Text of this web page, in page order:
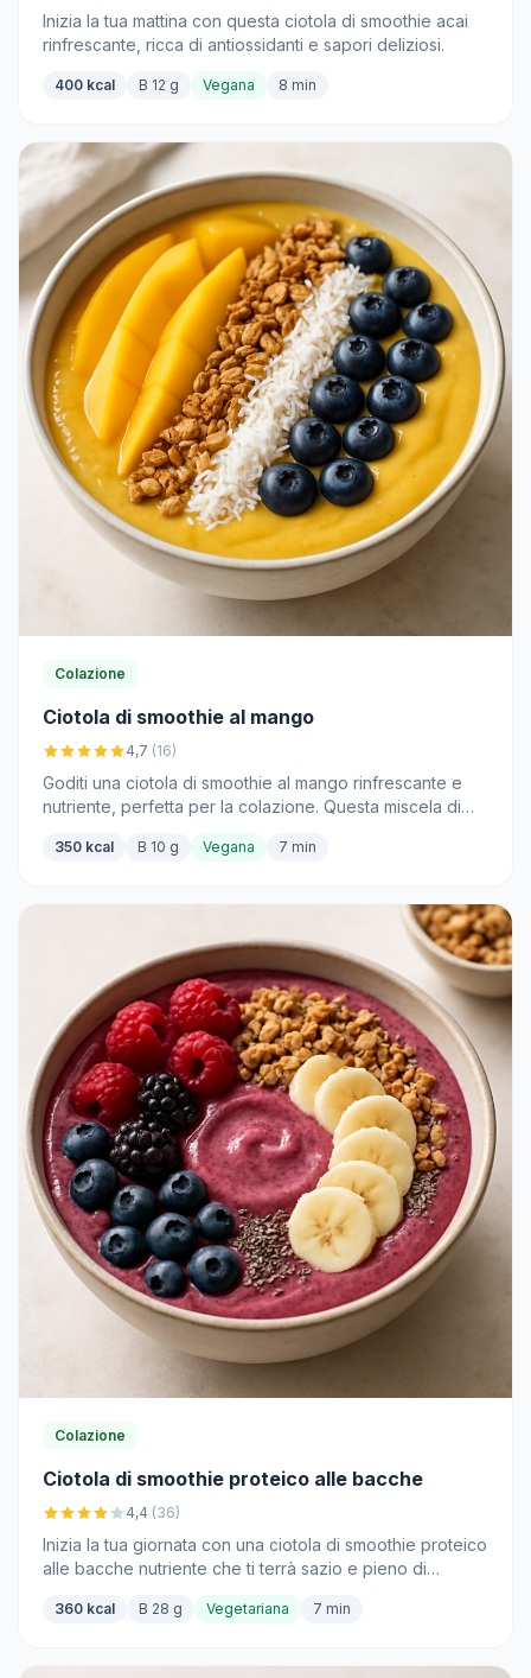
Inizia la tua mattina con questa ciotola di smoothie acai
rinfrescante, ricca di antiossidanti e sapori deliziosi.
400 kcal B 12 g Vegana 8 min
Colazione
Ciotola di smoothie al mango
4,7 (16)
Goditi una ciotola di smoothie al mango rinfrescante e
nutriente, perfetta per la colazione. Questa miscela di
giornata che ti aspetta.
350 kcal B 10 g Vegana 7 min
Colazione
Ciotola di smoothie proteico alle bacche
4,4 (36)
Inizia la tua giornata con una ciotola di smoothie proteico
alle bacche nutriente che ti terrà sazio e pieno di
360 kcal B 28 g Vegetariana 7 min